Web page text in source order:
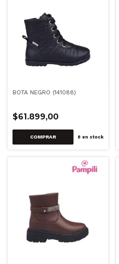
BOTA NEGRO (141088)
$61.899,00
COMPRAR 8en stock